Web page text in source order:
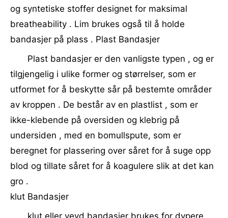
og syntetiske stoffer designet for maksimal
breatheability . Lim brukes også til å holde
bandasjer på plass . Plast Bandasjer
Plast bandasjer er den vanligste typen , og er
tilgjengelig i ulike former og størrelser, som er
utformet for å beskytte sår på bestemte områder
av kroppen . De består av en plastlist , som er
ikke-klebende på oversiden og klebrig på
undersiden , med en bomullspute, som er
beregnet for plassering over såret for å suge opp
blod og tillate såret for å koagulere slik at det kan
gro .
klut Bandasjer
klut eller vevd bandasjer brukes for dypere